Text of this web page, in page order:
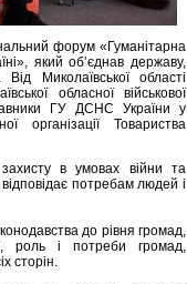
форум «Гуманітарна
який об’єднав державу,
Від Миколаївської області
обласної військової
ГУ ДСНС України у
організації Товариства
в умовах війни та
потребам людей і
до рівня громад,
роль і потреби громад,
сторін.